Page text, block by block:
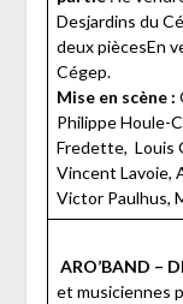
Desjardins du
deux piècesEn
Cégep.
Mise en scène :
Philippe Houle-
Fredette, Louis
Vincent Lavoie,
Victor Paulhus,
ARO’BAND –
et musiciennes